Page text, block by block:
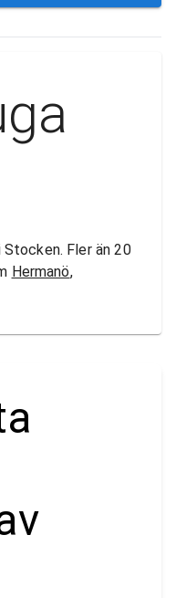
Fler än 20
Hermanö,